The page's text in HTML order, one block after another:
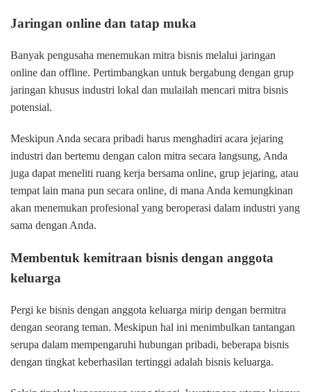
Jaringan online dan tatap muka
Banyak pengusaha menemukan mitra bisnis melalui jaringan
online dan offline. Pertimbangkan untuk bergabung dengan grup
jaringan khusus industri lokal dan mulailah mencari mitra bisnis
potensial.
Meskipun Anda secara pribadi harus menghadiri acara jejaring
industri dan bertemu dengan calon mitra secara langsung, Anda
juga dapat meneliti ruang kerja bersama online, grup jejaring, atau
tempat lain mana pun secara online, di mana Anda kemungkinan
akan menemukan profesional yang beroperasi dalam industri yang
sama dengan Anda.
Membentuk kemitraan bisnis dengan anggota
keluarga
Pergi ke bisnis dengan anggota keluarga mirip dengan bermitra
dengan seorang teman. Meskipun hal ini menimbulkan tantangan
serupa dalam mempengaruhi hubungan pribadi, beberapa bisnis
dengan tingkat keberhasilan tertinggi adalah bisnis keluarga.